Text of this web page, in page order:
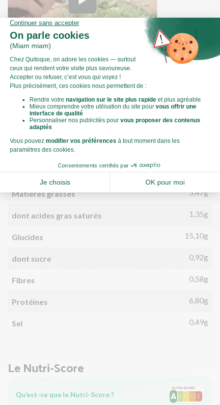
Comment émincer un poireau ?
Valeurs nutritionnelles
Par personne Pour 100g
Énergie (kJ)
Énergie (kCal) 140kCal
Matières grasses 5,47g
dont acides gras saturés 1,35g
Glucides 15,10g
dont sucre 0,92g
Fibres 0,58g
Protéines 6,80g
Sel 0,49g
Le Nutri-Score
Qu’est-ce que le Nutri-Score ?